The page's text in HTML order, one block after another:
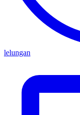
lelungan